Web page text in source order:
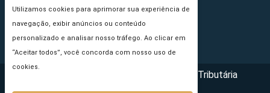
Utilizamos cookies para aprimorar sua experiência de
navegação, exibir anúncios ou conteúdo
personalizado e analisar nosso tráfego. Ao clicar em
“Aceitar todos”, você concorda com nosso uso de
cookies.
Princípios Editoriais
Copyright © 2026 - Portal da Reforma Tributária